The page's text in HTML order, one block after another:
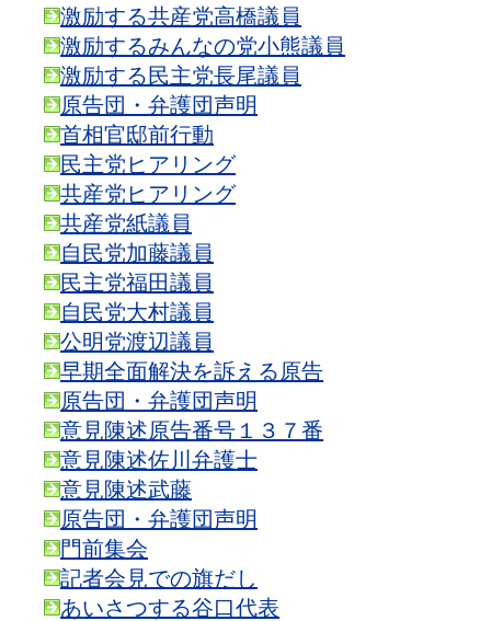
激励する共産党高橋議員
激励するみんなの党小熊議員
激励する民主党長尾議員
原告団・弁護団声明
首相官邸前行動
民主党ヒアリング
共産党ヒアリング
共産党紙議員
自民党加藤議員
民主党福田議員
自民党大村議員
公明党渡辺議員
早期全面解決を訴える原告
原告団・弁護団声明
意見陳述原告番号１３７番
意見陳述佐川弁護士
意見陳述武藤
原告団・弁護団声明
門前集会
記者会見での旗だし
あいさつする谷口代表